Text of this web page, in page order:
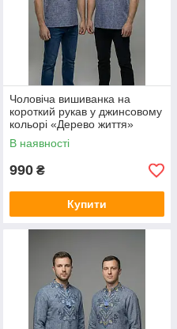
Чоловіча вишиванка на
короткий рукав у джинсовому
кольорі «Дерево життя»
В наявності
990 ₴
Купити